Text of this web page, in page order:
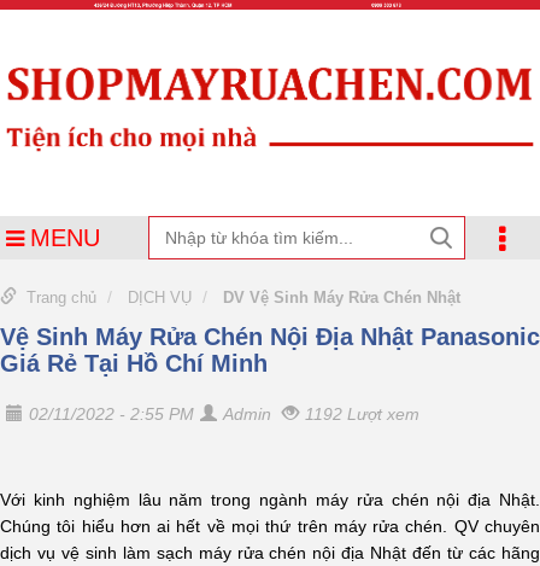
MENU
Trang chủ DỊCH VỤ DV Vệ Sinh Máy Rửa Chén Nhật
Vệ Sinh Máy Rửa Chén Nội Địa Nhật Panasonic
Giá Rẻ Tại Hồ Chí Minh
02/11/2022 - 2:55 PM Admin 1192 Lượt xem
Với kinh nghiệm lâu năm trong ngành máy rửa chén nội địa Nhật.
Chúng tôi hiểu hơn ai hết về mọi thứ trên máy rửa chén. QV chuyên
dịch vụ vệ sinh làm sạch máy rửa chén nội địa Nhật đến từ các hãng